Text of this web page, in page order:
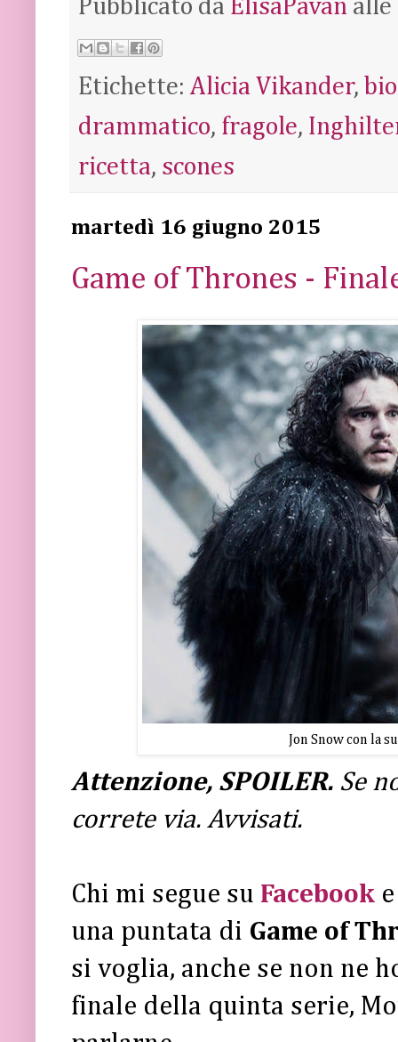
Pubblicato da ElisaPavan alle
Etichette: Alicia Vikander,
drammatico, fragole,
ricetta, scones
martedì 16 giugno 2015
Game of Thrones -
Jon Snow con la
Attenzione, SPOILER. Se
correte via. Avvisati.
Chi mi segue su Facebook
una puntata di Game of
si voglia, anche se non ne
finale della quinta serie,